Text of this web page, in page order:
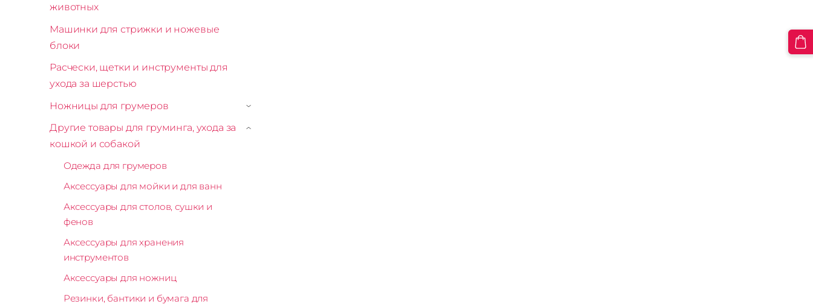
животных
Машинки для стрижки и ножевые
блоки
Расчески, щетки и инструменты для
ухода за шерстью
Ножницы для грумеров
›
Другие товары для груминга, ухода за
кошкой и собакой
Одежда для грумеров
Аксессуары для мойки и для ванн
Аксессуары для столов, сушки и
фенов
Аксессуары для хранения
инструментов
Аксессуары для ножниц
Резинки, бантики и бумага для
›